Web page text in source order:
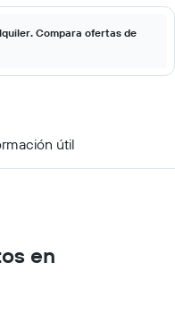
Compara ofertas de
útil
en